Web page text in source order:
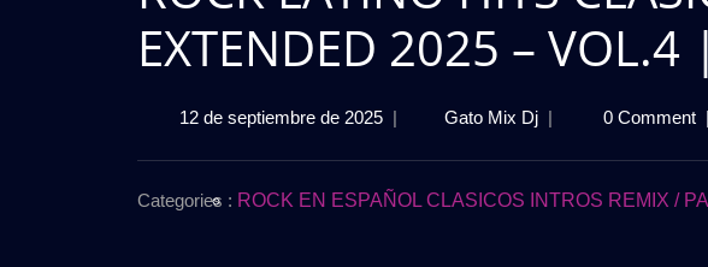
EXTENDED 2025 –
12 de septiembre de 202512
de
| Gato Mix DjROCK
CLASICOS
| 0 Comment |
Categories : ROCK EN ESPAÑOL CLASICOS INTROS REMIX /